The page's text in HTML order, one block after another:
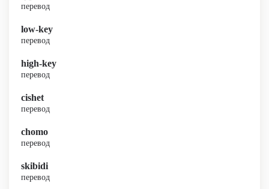
перевод
low-key
перевод
high-key
перевод
cishet
перевод
chomo
перевод
skibidi
перевод